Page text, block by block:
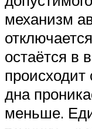
механизм
остаётся в
происходит
дна
меньше.